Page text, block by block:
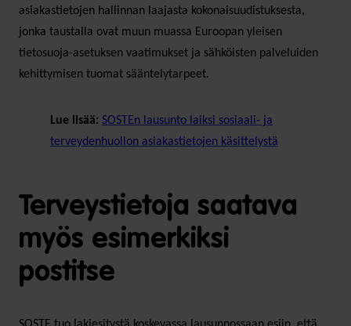
asiakastietojen hallinnan laajasta kokonaisuudistuksesta,
jonka taustalla ovat muun muassa Euroopan yleisen
tietosuoja-asetuksen vaatimukset ja sähköisten palveluiden
kehittymisen tuomat sääntelytarpeet.
Lue lisää: SOSTEn lausunto laiksi sosiaali- ja
terveydenhuollon asiakastietojen käsittelystä
Terveystietoja saatava
myös esimerkiksi
postitse